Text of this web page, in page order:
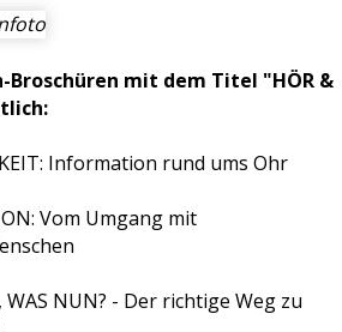
Barrierefreiheit
Broschüren mit dem Titel "HÖR &
Information rund ums Ohr
Vom Umgang mit
WAS NUN? - Der richtige Weg zu